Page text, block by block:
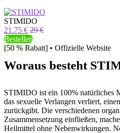
STIMIDO
21.75 € 29 €
Bestellen
[50 % Rabatt] • Offizielle Website
Woraus besteht
STIMIDO ist ein 100% natürliches
das sexuelle Verlangen verliert,
zurückgibt. Die verschiedenen
Zusammensetzung einfließen,
Heilmittel ohne Nebenwirkungen.